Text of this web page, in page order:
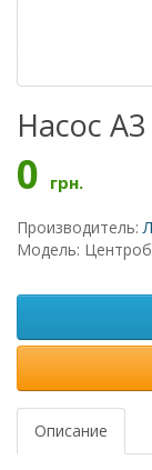
Насос
0 грн.
Производитель:
Модель:
Описание